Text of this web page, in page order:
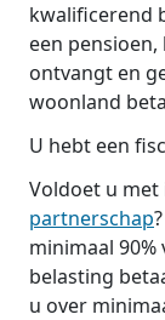
kwalificerend
een
ontvangt en
woonland
U hebt een
Voldoet u met
partnerschap
minimaal
belasting
u over